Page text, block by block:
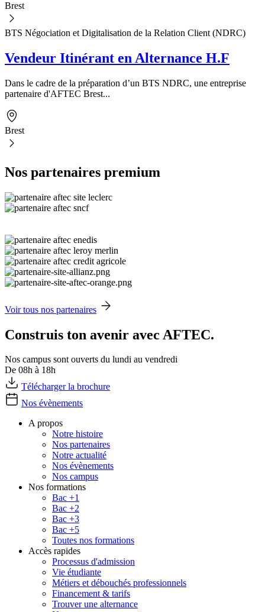
Brest
BTS Négociation et Digitalisation de la Relation Client (NDRC)
Vendeur Itinérant en Alternance H.F
Dans le cadre de la préparation d’un BTS NDRC, une entreprise
partenaire d'AFTEC Brest...
Brest
Nos partenaires premium
Voir tous nos partenaires
Construis ton avenir avec AFTEC.
Nos campus sont ouverts du lundi au vendredi
De 08h à 18h
Télécharger la brochure
Nos évènements
A propos
Notre histoire
Nos partenaires
Notre actualité
Nos évènements
Nos campus
Nos formations
Bac +1
Bac +2
Bac +3
Bac +5
Toutes nos formations
Accès rapides
Processus d'admission
Vie étudiante
Métiers et débouchés professionnels
Financement & tarifs
Trouver une alternance